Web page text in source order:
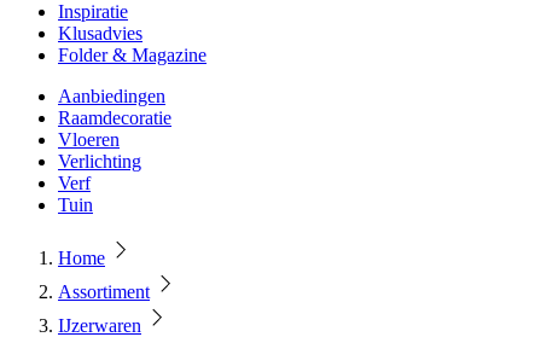
Inspiratie
Klusadvies
Folder & Magazine
Aanbiedingen
Raamdecoratie
Vloeren
Verlichting
Verf
Tuin
Home
Assortiment
IJzerwaren